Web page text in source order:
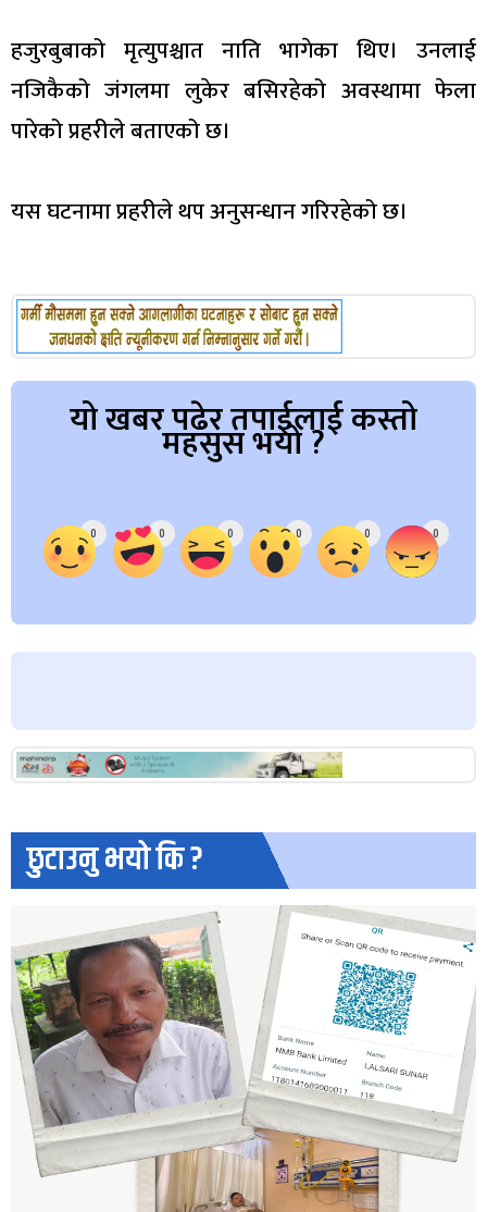
हजुरबुबाको मृत्युपश्चात नाति भागेका थिए। उनलाई
नजिकैको जंगलमा लुकेर बसिरहेको अवस्थामा फेला
पारेको प्रहरीले बताएको छ।
यस घटनामा प्रहरीले थप अनुसन्धान गरिरहेको छ।
यो खबर पढेर तपाईलाई कस्तो
महसुस भयो ?
0 0 0 0 0 0
छुटाउनु भयो कि ?